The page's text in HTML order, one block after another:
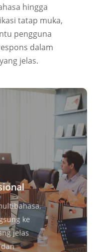
hingga
tatap muka,
pengguna
dalam
jelas.
ke
jelas